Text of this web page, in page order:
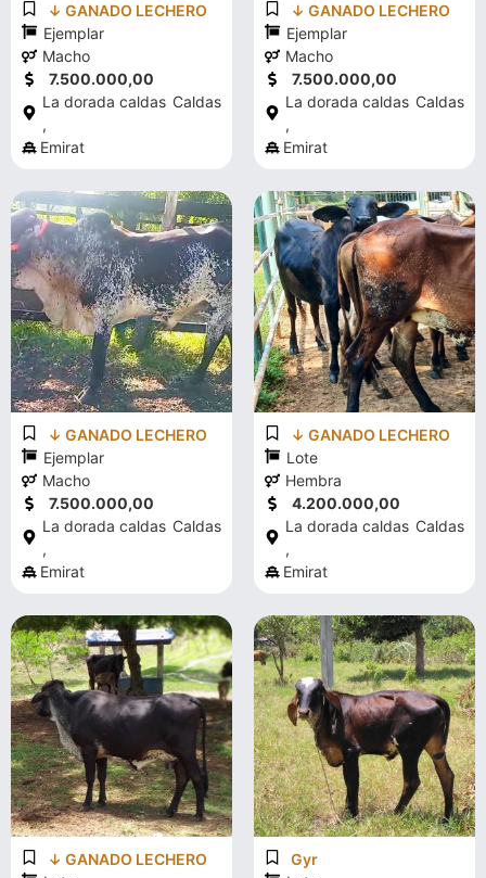
↓ GANADO LECHERO
Ejemplar
Macho
7.500.000,00
La dorada caldas
,
Caldas
Emirat
↓ GANADO LECHERO
Ejemplar
Macho
7.500.000,00
La dorada caldas
,
Caldas
Emirat
↓ GANADO LECHERO
Ejemplar
Macho
7.500.000,00
La dorada caldas
,
Caldas
Emirat
↓ GANADO LECHERO
Lote
Hembra
4.200.000,00
La dorada caldas
,
Caldas
Emirat
↓ GANADO LECHERO
Gyr